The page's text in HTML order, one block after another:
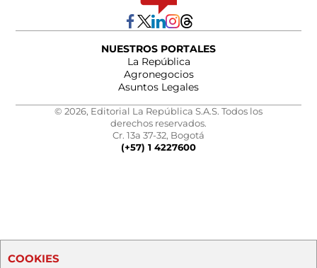
NUESTROS PORTALES
La República
Agronegocios
Asuntos Legales
© 2026, Editorial La República S.A.S. Todos los
derechos reservados.
Cr. 13a 37-32, Bogotá
(+57) 1 4227600
COOKIES